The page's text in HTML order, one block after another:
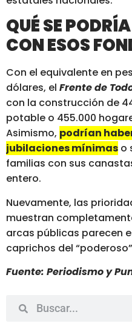
QUÉ SE
CON ESOS
Con el equivalente en
dólares, el Frente de
con la construcción de
potable o 455.000
Asimismo, podrían
jubilaciones mínimas o
familias con sus
entero.
Nuevamente, las
muestran
arcas públicas parecen
caprichos del
Fuente: Periodismo y